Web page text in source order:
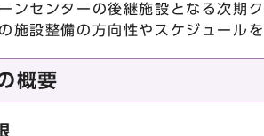
ンセンターの後継施設となる次期
施設整備の方向性やスケジュール
概要